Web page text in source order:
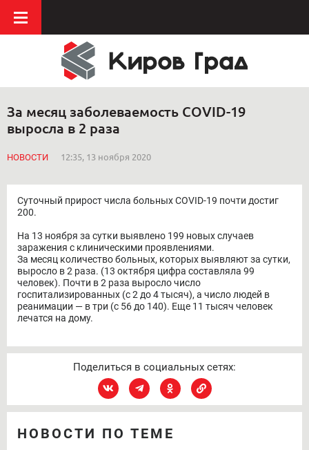
За месяц заболеваемость COVID-19
выросла в 2 раза
НОВОСТИ 12:35, 13 ноября 2020
Суточный прирост числа больных COVID-19 почти достиг
200.
На 13 ноября за сутки выявлено 199 новых случаев
заражения с клиническими проявлениями.
За месяц количество больных, которых выявляют за сутки,
выросло в 2 раза. (13 октября цифра составляла 99
человек). Почти в 2 раза выросло число
госпитализированных (с 2 до 4 тысяч), а число людей в
реанимации — в три (с 56 до 140). Еще 11 тысяч человек
лечатся на дому.
Поделиться в социальных сетях:
НОВОСТИ ПО ТЕМЕ